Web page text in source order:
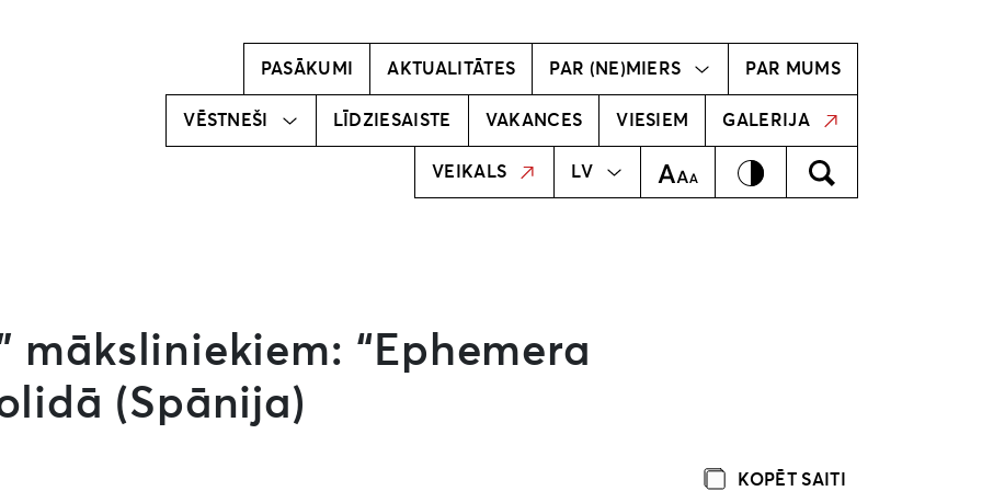
PASĀKUMI AKTUALITĀTES PAR (NE)MIERS
Radošā komanda PAR MUMS
VĒSTNEŠI
vēstnesi!
Mūsu
vēstneši
LĪDZIESAISTE VAKANCES VIESIEM GALERIJA
VEIKALS LV
EN Teksta izmērsKontrastsMeklēt
MEKLĒT
māksliniekiem: “Ephemera
(Spānija)
KOPĒT SAITI